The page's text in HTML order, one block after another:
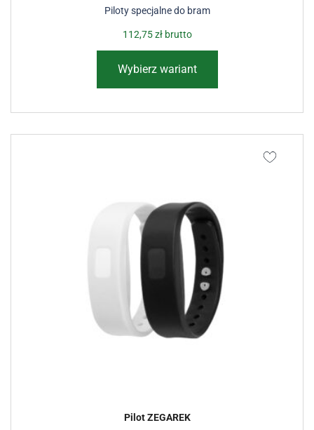
Piloty specjalne do bram
112,75złbrutto
Wybierz wariant
Pilot ZEGAREK